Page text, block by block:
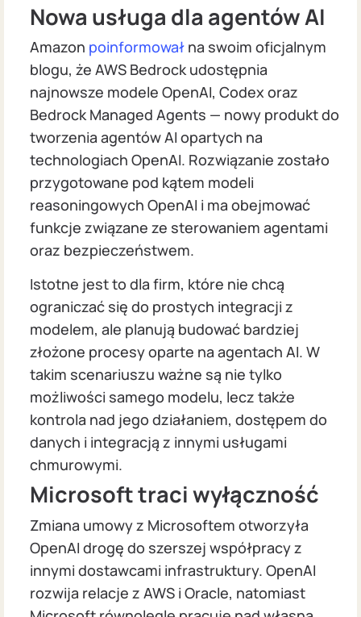
Nowa usługa dla agentów AI
Amazon poinformował na swoim oficjalnym
blogu, że AWS Bedrock udostępnia
najnowsze modele OpenAI, Codex oraz
Bedrock Managed Agents — nowy produkt do
tworzenia agentów AI opartych na
technologiach OpenAI. Rozwiązanie zostało
przygotowane pod kątem modeli
reasoningowych OpenAI i ma obejmować
funkcje związane ze sterowaniem agentami
oraz bezpieczeństwem.
Istotne jest to dla firm, które nie chcą
ograniczać się do prostych integracji z
modelem, ale planują budować bardziej
złożone procesy oparte na agentach AI. W
takim scenariuszu ważne są nie tylko
możliwości samego modelu, lecz także
kontrola nad jego działaniem, dostępem do
danych i integracją z innymi usługami
chmurowymi.
Microsoft traci wyłączność
Zmiana umowy z Microsoftem otworzyła
OpenAI drogę do szerszej współpracy z
innymi dostawcami infrastruktury. OpenAI
rozwija relacje z AWS i Oracle, natomiast